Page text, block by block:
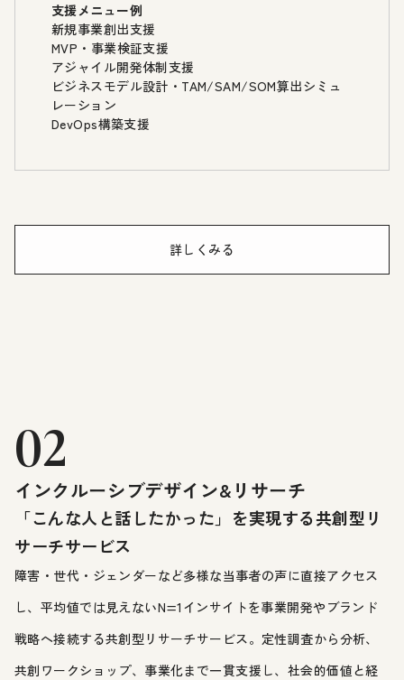
支援メニュー例
新規事業創出支援
MVP・事業検証支援
アジャイル開発体制支援
ビジネスモデル設計・TAM/SAM/SOM算出シミュ
レーション
DevOps構築支援
詳しくみる
02
インクルーシブデザイン&リサーチ
「こんな人と話したかった」を実現する共創型リ
サーチサービス
障害・世代・ジェンダーなど多様な当事者の声に直接アクセス
し、平均値では見えないN=1インサイトを事業開発やブランド
戦略へ接続する共創型リサーチサービス。定性調査から分析、
共創ワークショップ、事業化まで一貫支援し、社会的価値と経